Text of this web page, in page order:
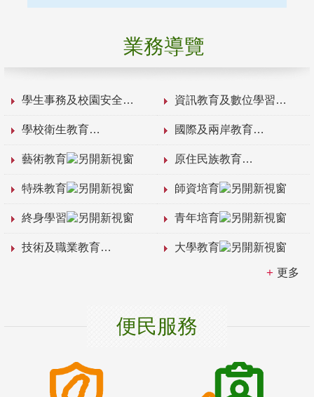
業務導覽
學生事務及校園安全 資訊教育及數位學習
學校衛生教育 國際及兩岸教育
藝術教育 原住民族教育
特殊教育 師資培育
終身學習 青年培育
技術及職業教育 大學教育
更多
便民服務